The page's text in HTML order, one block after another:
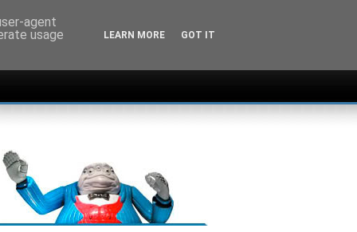
agent
usage
LEARN MORE GOT IT